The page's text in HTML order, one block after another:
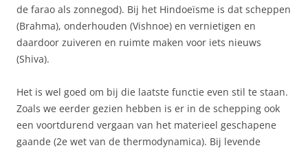
de farao als zonnegod). Bij het Hindoeïsme is dat scheppen
(Brahma), onderhouden (Vishnoe) en vernietigen en
daardoor zuiveren en ruimte maken voor iets nieuws
(Shiva).
Het is wel goed om bij die laatste functie even stil te staan.
Zoals we eerder gezien hebben is er in de schepping ook
een voortdurend vergaan van het materieel geschapene
gaande (2e wet van de thermodynamica). Bij levende